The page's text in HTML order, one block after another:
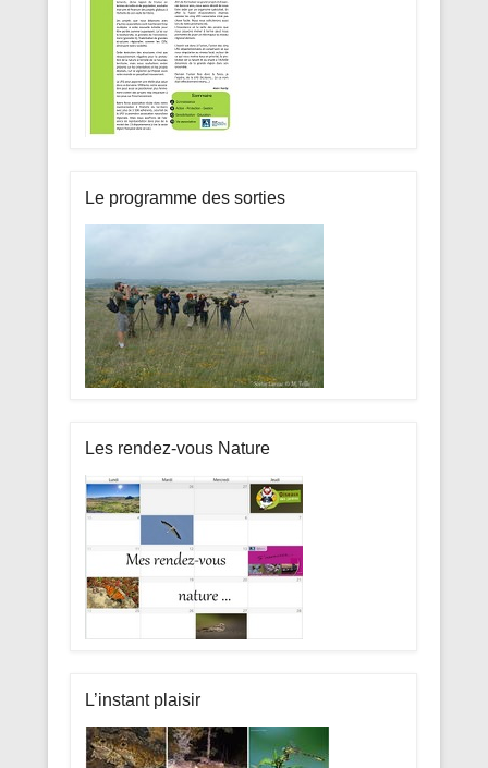
Le programme des sorties
Les rendez-vous Nature
L’instant plaisir